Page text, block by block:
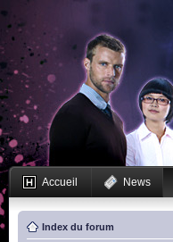
Accueil News
Index du forum